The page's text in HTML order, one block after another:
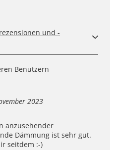
und -
transparent zu zeigen, wie
wie Kundenbewertungen
Benutzern
2023
anzusehender
Dämmung ist sehr gut.
seitdem :-)